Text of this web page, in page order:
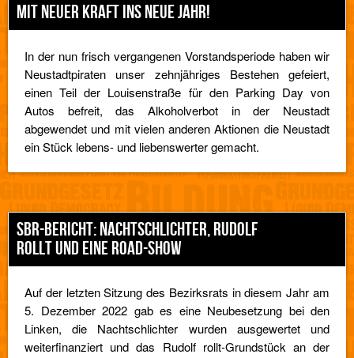
MIT NEUER KRAFT INS NEUE JAHR!
In der nun frisch vergangenen Vorstandsperiode haben wir
Neustadtpiraten unser zehnjähriges Bestehen gefeiert,
einen Teil der Louisenstraße für den Parking Day von
Autos befreit, das Alkoholverbot in der Neustadt
abgewendet und mit vielen anderen Aktionen die Neustadt
ein Stück lebens- und liebenswerter gemacht.
SBR-BERICHT: NACHTSCHLICHTER, RUDOLF
ROLLT UND EINE ROAD-SHOW
Auf der letzten Sitzung des Bezirksrats in diesem Jahr am
5. Dezember 2022 gab es eine Neubesetzung bei den
Linken, die Nachtschlichter wurden ausgewertet und
weiterfinanziert und das Rudolf rollt-Grundstück an der